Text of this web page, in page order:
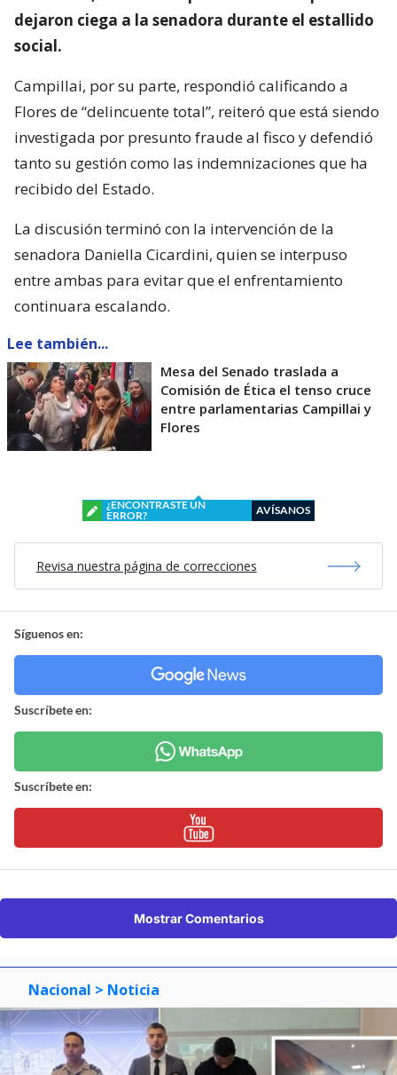
dejaron ciega a la senadora durante el estallido
social.
Campillai, por su parte, respondió calificando a
Flores de “delincuente total”, reiteró que está siendo
investigada por presunto fraude al fisco y defendió
tanto su gestión como las indemnizaciones que ha
recibido del Estado.
La discusión terminó con la intervención de la
senadora Daniella Cicardini, quien se interpuso
entre ambas para evitar que el enfrentamiento
continuara escalando.
Lee también...
Mesa del Senado traslada a
Comisión de Ética el tenso cruce
entre parlamentarias Campillai y
Flores
¿ENCONTRASTE UN
ERROR?
AVÍSANOS
Revisa nuestra página de correcciones
Síguenos en:
Suscríbete en:
Suscríbete en:
Mostrar Comentarios
Nacional > Noticia